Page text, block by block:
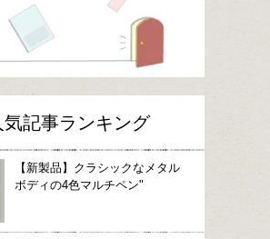
気記事ランキング
【新製品】クラシックなメタル
ボディの4色マルチペン"